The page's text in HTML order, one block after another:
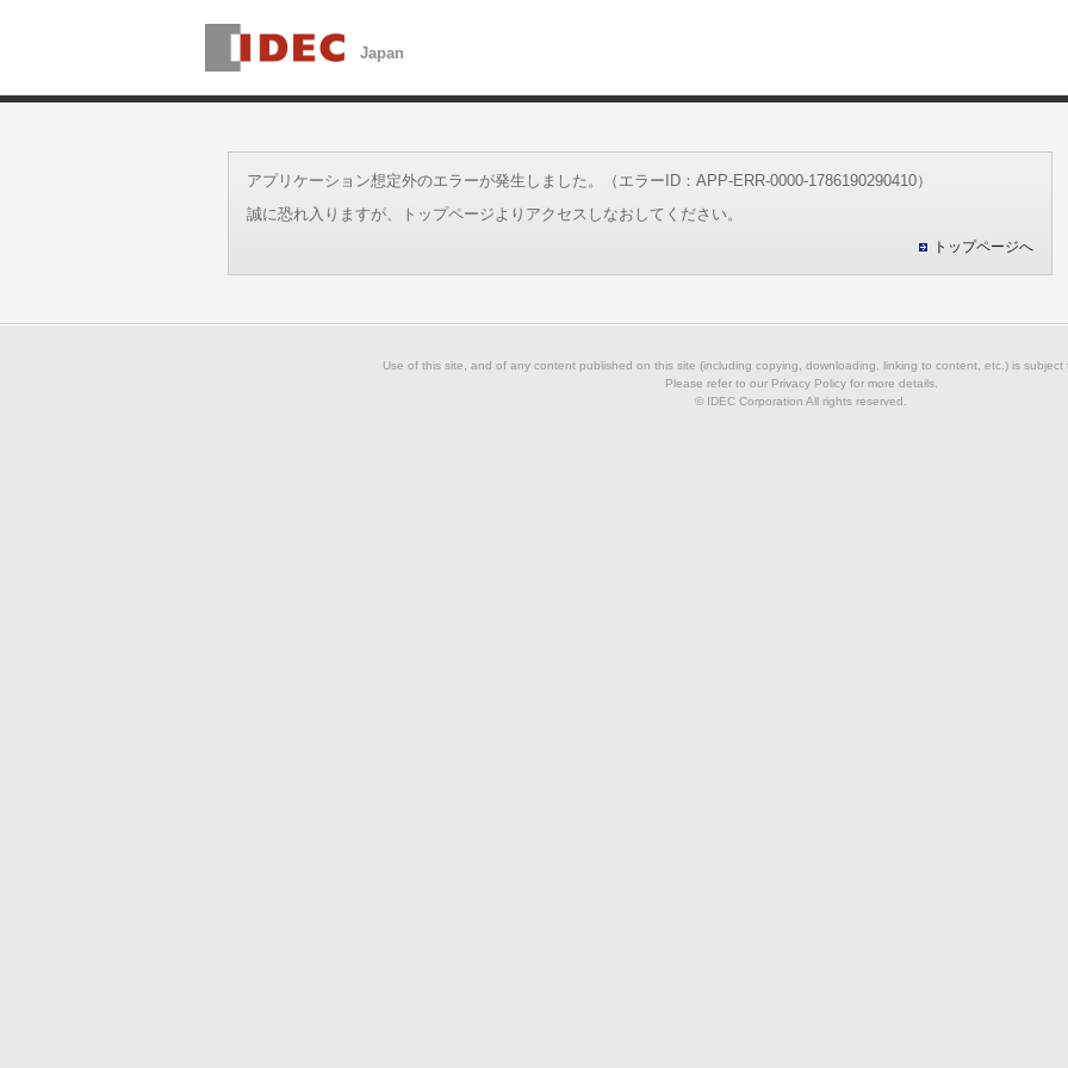
アプリケーション想定外のエラーが発生しました。（エラーID：APP-ERR-0000-1786190290410）
誠に恐れ入りますが、トップページよりアクセスしなおしてください。
トップページへ
Use of this site, and of any content published on this site (including copying, downloading, linking to content, etc.) is subject
Please refer to our Privacy Policy for more details.
© IDEC Corporation All rights reserved.